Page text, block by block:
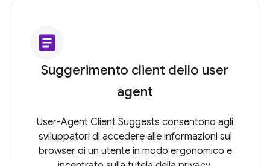
article
Suggerimento client dello user
agent
User-Agent Client Suggests consentono agli
sviluppatori di accedere alle informazioni sul
browser di un utente in modo ergonomico e